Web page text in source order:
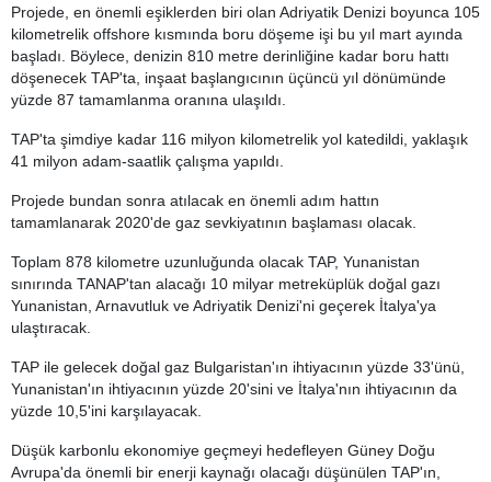
Projede, en önemli eşiklerden biri olan Adriyatik Denizi boyunca 105
kilometrelik offshore kısmında boru döşeme işi bu yıl mart ayında
başladı. Böylece, denizin 810 metre derinliğine kadar boru hattı
döşenecek TAP'ta, inşaat başlangıcının üçüncü yıl dönümünde
yüzde 87 tamamlanma oranına ulaşıldı.
TAP'ta şimdiye kadar 116 milyon kilometrelik yol katedildi, yaklaşık
41 milyon adam-saatlik çalışma yapıldı.
Projede bundan sonra atılacak en önemli adım hattın
tamamlanarak 2020'de gaz sevkiyatının başlaması olacak.
Toplam 878 kilometre uzunluğunda olacak TAP, Yunanistan
sınırında TANAP'tan alacağı 10 milyar metreküplük doğal gazı
Yunanistan, Arnavutluk ve Adriyatik Denizi'ni geçerek İtalya'ya
ulaştıracak.
TAP ile gelecek doğal gaz Bulgaristan'ın ihtiyacının yüzde 33'ünü,
Yunanistan'ın ihtiyacının yüzde 20'sini ve İtalya'nın ihtiyacının da
yüzde 10,5'ini karşılayacak.
Düşük karbonlu ekonomiye geçmeyi hedefleyen Güney Doğu
Avrupa'da önemli bir enerji kaynağı olacağı düşünülen TAP'ın,